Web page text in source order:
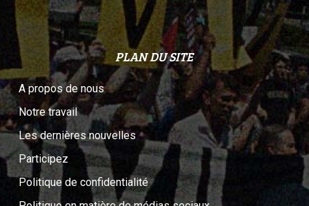
PLAN DU SITE
A propos de nous
Notre travail
Les dernières nouvelles
Participez
Politique de confidentialité